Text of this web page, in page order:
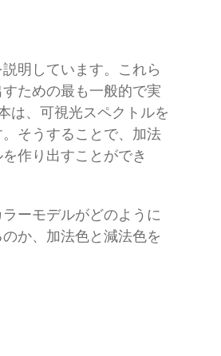
明しています。これら
ための最も一般的で実
は、可視光スペクトルを
そうすることで、加法
作り出すことができ
ーモデルがどのように
か、加法色と減法色を